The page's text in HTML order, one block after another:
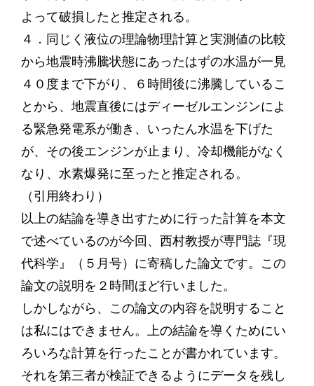
よって破損したと推定される。
４．同じく液位の理論物理計算と実測値の比較
から地震時沸騰状態にあったはずの水温が一見
４０度まで下がり、６時間後に沸騰しているこ
とから、地震直後にはディーゼルエンジンによ
る緊急発電系が働き、いったん水温を下げた
が、その後エンジンが止まり、冷却機能がなく
なり、水素爆発に至ったと推定される。
（引用終わり）
以上の結論を導き出すために行った計算を本文
で述べているのが今回、西村教授が専門誌『現
代科学』（５月号）に寄稿した論文です。この
論文の説明を２時間ほど行いました。
しかしながら、この論文の内容を説明すること
は私にはできません。上の結論を導くためにい
ろいろな計算を行ったことが書かれています。
それを第三者が検証できるようにデータを残し